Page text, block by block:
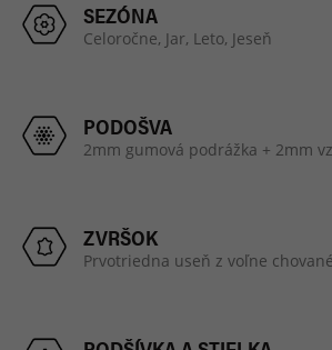
SEZÓNA
Celoročne, Jar, Leto, Jeseň
PODOŠVA
2mm gumová podrážka + 2mm
ZVRŠOK
Prvotriedna useň z voľne